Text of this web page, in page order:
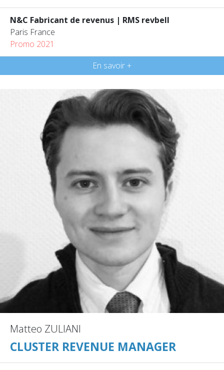
N&C Fabricant de revenus | RMS revbell
Paris France
Promo 2021
En savoir +
Matteo ZULIANI
CLUSTER REVENUE MANAGER